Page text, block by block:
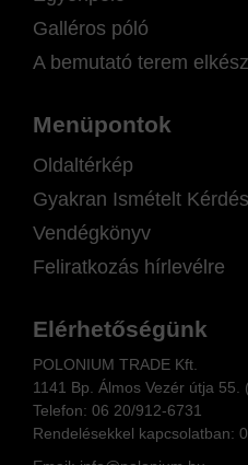
Galléros póló
A bemutató terem
Menüpontok
Oldaltérkép
Gyakran Ismételt
Vendégkönyv
Feliratkozás hírlevélre
Elérhetőségünk
POLONIUM TRADE Kft.
1141 Bp. Álmos Vezér útja 55.
Telefon: 06 20/912-6731
Rendelésekkel kapcsolatban: